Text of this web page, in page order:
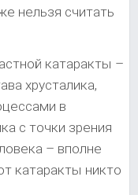
нельзя считать
катаракты –
хрусталика,
в
с точки зрения
– вполне
катаракты никто